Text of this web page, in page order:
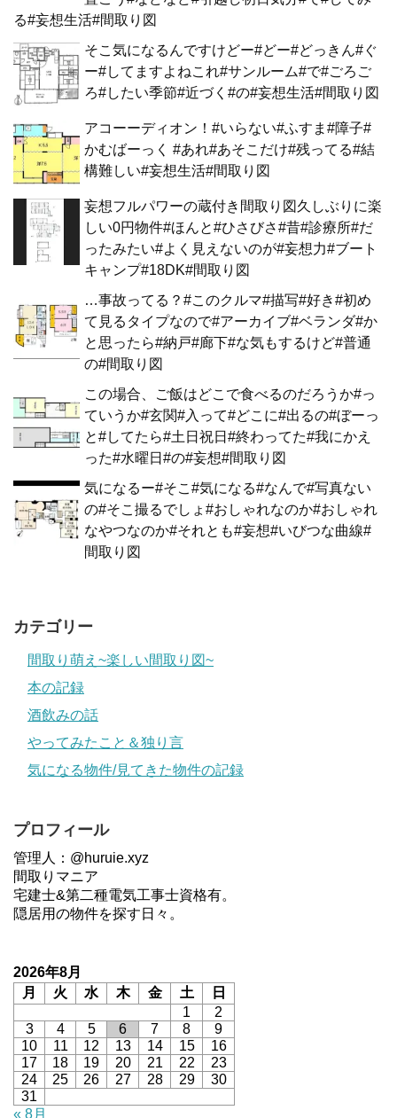
る#妄想生活#間取り図
そこ気になるんですけどー#どー#どっきん#ぐ
ー#してますよねこれ#サンルーム#で#ごろご
ろ#したい季節#近づく#の#妄想生活#間取り図
アコーーディオン！#いらない#ふすま#障子#
かむばーっく #あれ#あそこだけ#残ってる#結
構難しい#妄想生活#間取り図
妄想フルパワーの蔵付き間取り図久しぶりに楽
しい0円物件#ほんと#ひさびさ#昔#診療所#だ
ったみたい#よく見えないのが#妄想力#ブート
キャンプ#18DK#間取り図
…事故ってる？#このクルマ#描写#好き#初め
て見るタイプなので#アーカイブ#ベランダ#か
と思ったら#納戸#廊下#な気もするけど#普通
の#間取り図
この場合、ご飯はどこで食べるのだろうか#っ
ていうか#玄関#入って#どこに#出るの#ぼーっ
と#してたら#土日祝日#終わってた#我にかえ
った#水曜日#の#妄想#間取り図
気になるー#そこ#気になる#なんで#写真ない
の#そこ撮るでしょ#おしゃれなのか#おしゃれ
なやつなのか#それとも#妄想#いびつな曲線#
間取り図
カテゴリー
間取り萌え~楽しい間取り図~
本の記録
酒飲みの話
やってみたこと＆独り言
気になる物件/見てきた物件の記録
プロフィール
管理人：@huruie.xyz
間取りマニア
宅建士&第二種電気工事士資格有。
隠居用の物件を探す日々。
2026年8月
月
火 水 木 金 土
日
1
2
3
4 5 6 7 8
9
10
11 12 13 14 15
16
17
18 19 20 21 22
23
24
25 26 27 28 29
30
31
« 8月